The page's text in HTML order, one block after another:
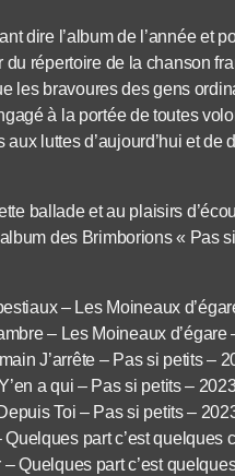
dire l’album de l’année et
répertoire de la chanson
les bravoures des gens
à la portée de toutes
luttes d’aujourd’hui et
ballade et au plaisirs
des Brimborions « Pas
– Les Moineaux
– Les Moineaux d’égare
J’arrête – Pas si petits –
a qui – Pas si petits –
Toi – Pas si petits –
part c’est quelques
Quelques part c’est